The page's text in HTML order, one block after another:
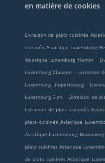
en matière de cookies
Livraison de plats cuisinés
cuisinés Asiatique Luxemburg
Asiatique Luxemburg Hamm .
Luxemburg Clausen . Livraison
Luxemburg Limpertsberg .
Luxemburg Eich . Livraison de
Livraison de plats cuisinés
plats cuisinés Asiatique
Asiatique Luxembourg
plats cuisinés Asiatique
de plats cuisinés Asiatique